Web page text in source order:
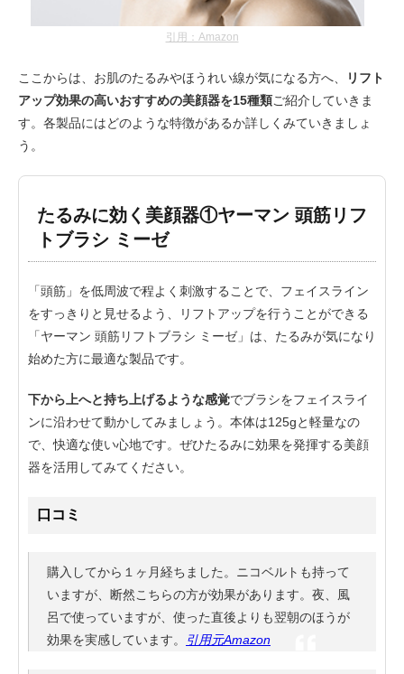
引用：Amazon
ここからは、お肌のたるみやほうれい線が気になる方へ、
リフト
アップ効果の高いおすすめの美顔器を15種類ご紹介していきま
す。各製品にはどのような特徴があるか詳しくみていきましょ
う。
たるみに効く美顔器①ヤーマン 頭筋リフ
トブラシ ミーゼ
「頭筋」を低周波で程よく刺激することで、フェイスライン
をすっきりと見せるよう、リフトアップを行うことができる
「ヤーマン 頭筋リフトブラシ ミーゼ」は、たるみが気になり
始めた方に最適な製品です。
下から上へと持ち上げるような感覚でブラシをフェイスライ
ンに沿わせて動かしてみましょう。本体は125gと軽量なの
で、快適な使い心地です。ぜひたるみに効果を発揮する美顔
器を活用してみてください。
口コミ
購入してから１ヶ月経ちました。ニコベルトも持って
いますが、断然こちらの方が効果があります。夜、風
呂で使っていますが、使った直後よりも翌朝のほうが
効果を実感しています。
引用元Amazon